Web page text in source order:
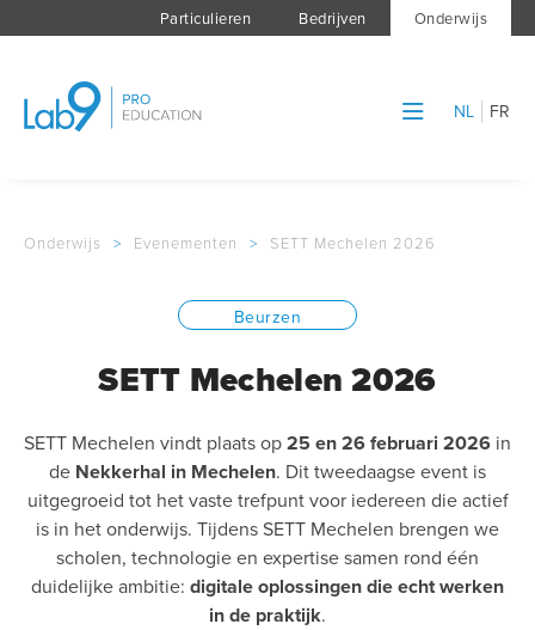
Particulieren Bedrijven Onderwijs
NL FR
Onderwijs > Evenementen > SETT Mechelen 2026
Beurzen
SETT Mechelen 2026
SETT Mechelen vindt plaats op25 en 26 februari 2026 in
de Nekkerhal in Mechelen. Dit tweedaagse event is
uitgegroeid tot het vaste trefpunt voor iedereen die actief
is in het onderwijs. Tijdens SETT Mechelen brengen we
scholen, technologie en expertise samen rond één
duidelijke ambitie: digitale oplossingen die echt werken
in de praktijk.